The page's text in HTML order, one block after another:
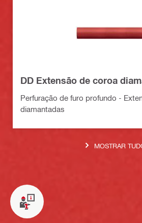
DD Extensão de coroa
Perfuração de furo profundo -
diamantadas
MOSTRAR